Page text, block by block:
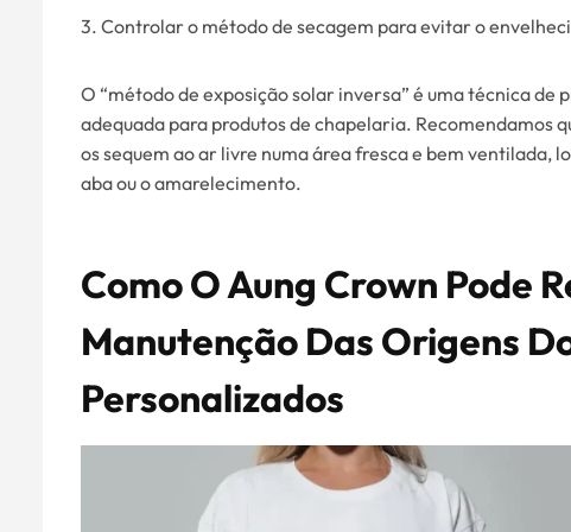
3. Controlar o método de secagem para evitar o
O “método de exposição solar inversa” é uma técnica
adequada para produtos de chapelaria. Recomendamos
os sequem ao ar livre numa área fresca e bem ventilada,
aba ou o amarelecimento.
Como O Aung Crown Pode
Manutenção Das Origens
Personalizados